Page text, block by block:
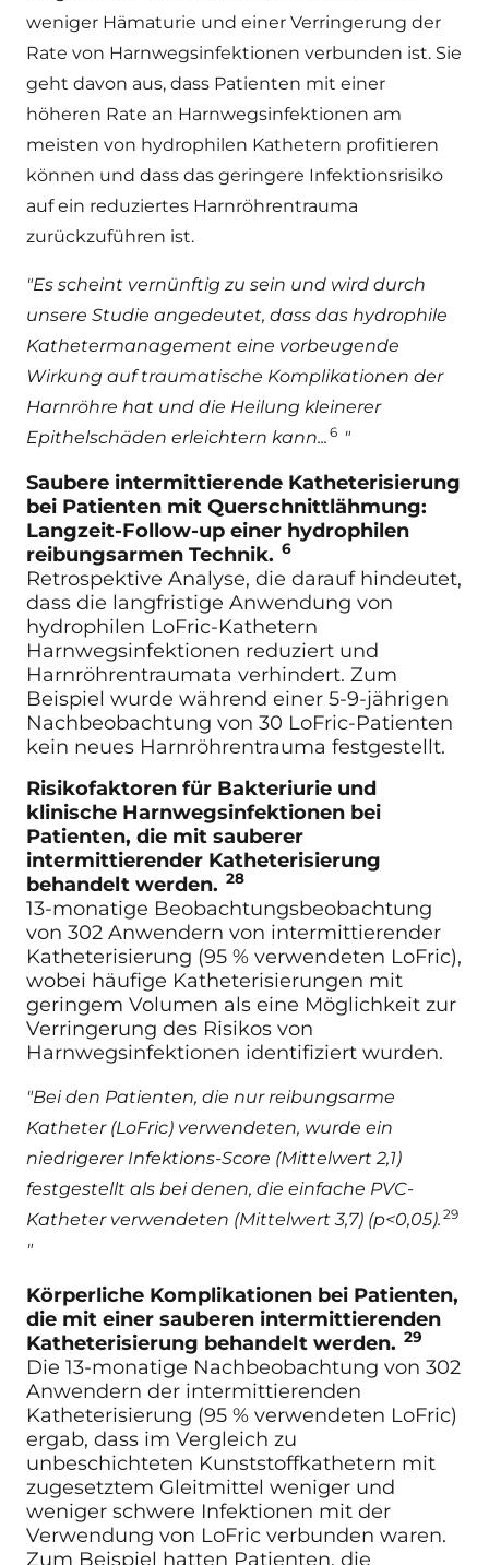
weniger Hämaturie und einer Verringerung der
Rate von Harnwegsinfektionen verbunden ist. Sie
geht davon aus, dass Patienten mit einer
höheren Rate an Harnwegsinfektionen am
meisten von hydrophilen Kathetern profitieren
können und dass das geringere Infektionsrisiko
auf ein reduziertes Harnröhrentrauma
zurückzuführen ist.
"Es scheint vernünftig zu sein und wird durch
unsere Studie angedeutet, dass das hydrophile
Kathetermanagement eine vorbeugende
Wirkung auf traumatische Komplikationen der
Harnröhre hat und die Heilung kleinerer
Epithelschäden erleichtern kann... 6 "
Saubere intermittierende Katheterisierung
bei Patienten mit Querschnittlähmung:
Langzeit-Follow-up einer hydrophilen
reibungsarmen Technik. 6
Retrospektive Analyse, die darauf hindeutet,
dass die langfristige Anwendung von
hydrophilen LoFric-Kathetern
Harnwegsinfektionen reduziert und
Harnröhrentraumata verhindert. Zum
Beispiel wurde während einer 5-9-jährigen
Nachbeobachtung von 30 LoFric-Patienten
kein neues Harnröhrentrauma festgestellt.
Risikofaktoren für Bakteriurie und
klinische Harnwegsinfektionen bei
Patienten, die mit sauberer
intermittierender Katheterisierung
behandelt werden. 28
13-monatige Beobachtungsbeobachtung
von 302 Anwendern von intermittierender
Katheterisierung (95 % verwendeten LoFric),
wobei häufige Katheterisierungen mit
geringem Volumen als eine Möglichkeit zur
Verringerung des Risikos von
Harnwegsinfektionen identifiziert wurden.
"Bei den Patienten, die nur reibungsarme
Katheter (LoFric) verwendeten, wurde ein
niedrigerer Infektions-Score (Mittelwert 2,1)
festgestellt als bei denen, die einfache PVC-
Katheter verwendeten (Mittelwert 3,7) (p<0,05). 29
"
Körperliche Komplikationen bei Patienten,
die mit einer sauberen intermittierenden
Katheterisierung behandelt werden. 29
Die 13-monatige Nachbeobachtung von 302
Anwendern der intermittierenden
Katheterisierung (95 % verwendeten LoFric)
ergab, dass im Vergleich zu
unbeschichteten Kunststoffkathetern mit
zugesetztem Gleitmittel weniger und
weniger schwere Infektionen mit der
Verwendung von LoFric verbunden waren.
Zum Beispiel hatten Patienten, die